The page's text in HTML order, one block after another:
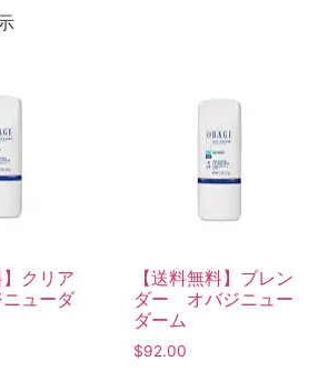
】クリア
ューダ
【送料無料】ブレン
ダー オバジニュー
ダーム
$92.00